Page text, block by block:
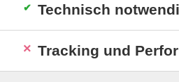
Technisch
Tracking und